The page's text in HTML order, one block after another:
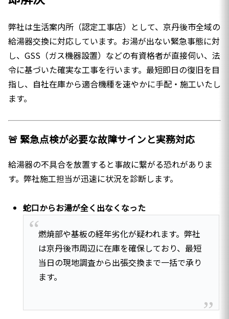
弊社は生活案内所（認定工事店）として、京丹後市全域の
給湯器交換に対応しています。お湯が出ない緊急事態に対
し、GSS（ガス機器設置）などの有資格者が直接伺い、法
令に基づいた確実な工事を行います。最短即日の復旧を目
指し、自社在庫から適合機種を速やかに手配・施工いたし
ます。
🚨 緊急点検が必要な故障サインと実務対応
給湯器の不具合を放置すると事故に繋がる恐れがありま
す。弊社施工担当が迅速に状況を診断します。
蛇口からお湯が全く出なくなった
燃焼部や基板の経年劣化が疑われます。弊社
は京丹後市周辺に在庫を確保しており、最短
当日の現地調査から出張交換まで一括で承り
ます。